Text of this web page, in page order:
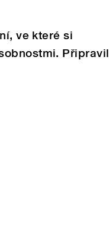
ve které si
Připravil